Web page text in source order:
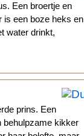
Een broertje en
is een boze heks en
water drinkt,
prins. Een
behulpzame kikker